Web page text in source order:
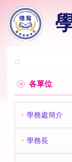
到
主
:::
各單位
學務處簡介
學務長